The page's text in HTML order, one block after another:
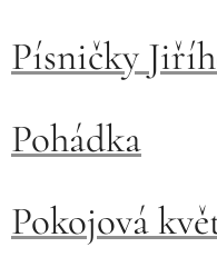
Písničky
Pohádka
Pokojová